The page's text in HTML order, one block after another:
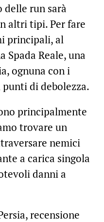
delle run sarà
altri tipi. Per fare
principali, al
Spada Reale, una
ognuna con i
di debolezza.
principalmente
trovare un
nemici
a carica singola
danni a